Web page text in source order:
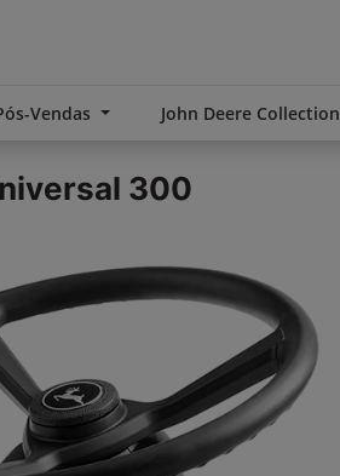
Vendas John Deere Collection
300